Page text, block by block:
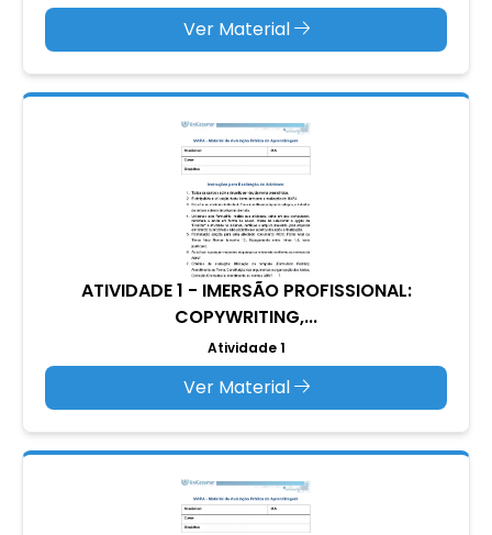
Ver Material
ATIVIDADE 1 - IMERSÃO PROFISSIONAL:
COPYWRITING,...
Atividade 1
Ver Material